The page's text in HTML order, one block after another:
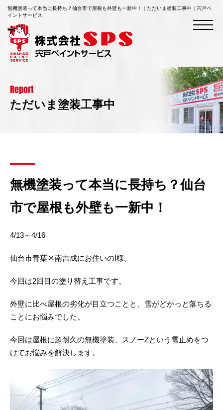
無機塗装って本当に長持ち？仙台市で屋根も外壁も一新中！｜ただいま塗装工事中｜宍戸ペ
イントサービス
Report
ただいま塗装工事中
無機塗装って本当に長持ち？仙台
市で屋根も外壁も一新中！
4/13～4/16
仙台市青葉区南吉成にお住いのI様。
今回は2回目の塗り替え工事です。
外壁に比べ屋根の劣化が目立つことと、雪がどかっと落ちる
ことにお悩みでした。
今回は屋根に超耐久の無機塗装、スノーZという雪止めをつ
けてお悩みを解決します。